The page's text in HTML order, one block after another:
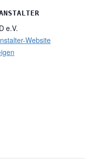
e.V.
Website